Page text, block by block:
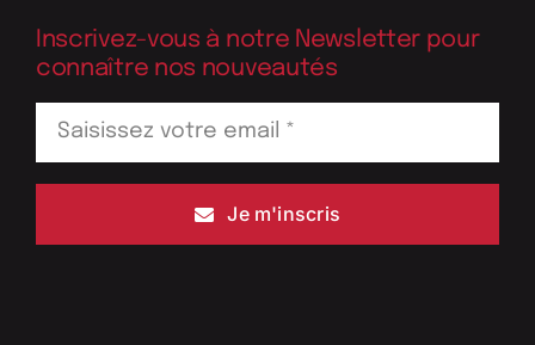
Inscrivez-vous à notre Newsletter pour
connaître nos nouveautés
Je m'inscris